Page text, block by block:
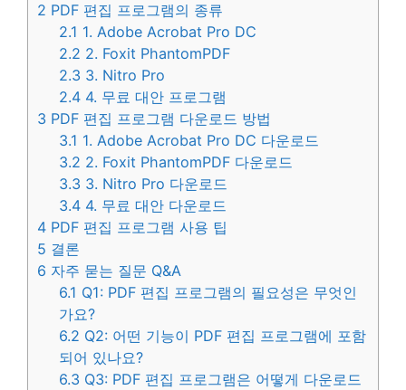
2 PDF 편집 프로그램의 종류
2.1 1. Adobe Acrobat Pro DC
2.2 2. Foxit PhantomPDF
2.3 3. Nitro Pro
2.4 4. 무료 대안 프로그램
3 PDF 편집 프로그램 다운로드 방법
3.1 1. Adobe Acrobat Pro DC 다운로드
3.2 2. Foxit PhantomPDF 다운로드
3.3 3. Nitro Pro 다운로드
3.4 4. 무료 대안 다운로드
4 PDF 편집 프로그램 사용 팁
5 결론
6 자주 묻는 질문 Q&A
6.1 Q1: PDF 편집 프로그램의 필요성은 무엇인
가요?
6.2 Q2: 어떤 기능이 PDF 편집 프로그램에 포함
되어 있나요?
6.3 Q3: PDF 편집 프로그램은 어떻게 다운로드